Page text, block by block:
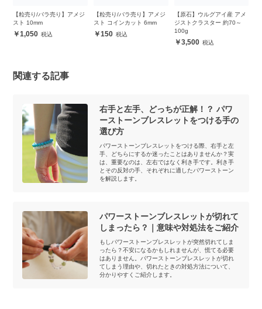
【粒売り/バラ売り】アメジ
スト コインカット 6mm
150
【原石】ウルグアイ産 アメ
ジストクラスター 約70～
100g
おうちで楽しくパワースト
ーン【スターターキット】
ブレスレット作りセット
13,500
関連する記事
右手と左手、どっちが正解！？ パワ
ーストーンブレスレットをつける手の
選び方
パワーストーンブレスレットをつける際、右手と左
手、どちらにするか迷ったことはありませんか？実
は、重要なのは、左右ではなく利き手です。利き手
とその反対の手、それぞれに適したパワーストーン
を解説します。
パワーストーンブレスレットが切れて
しまったら？｜意味や対処法をご紹介
もしパワーストーンブレスレットが突然切れてしま
ったら？不安になるかもしれませんが、慌てる必要
はありません。パワーストーンブレスレットが切れ
てしまう理由や、切れたときの対処方法について、
分かりやすくご紹介します。